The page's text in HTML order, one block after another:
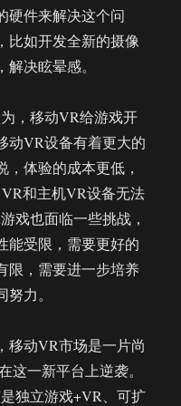
硬件来解决这个问
比如开发全新的摄像
决眩晕感。
，移动VR给游戏开
动VR设备有着更大的
体验的成本更低，
和主机VR设备无法
戏也面临一些挑战，
能受限，需要更好的
限，需要进一步培养
力。
移动VR市场是一片尚
这一新平台上逆袭。
独立游戏+VR、可扩